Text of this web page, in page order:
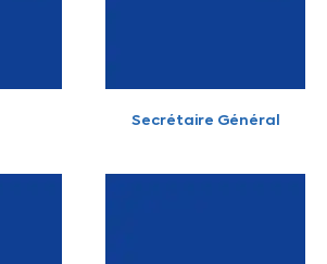
Secrétaire Général